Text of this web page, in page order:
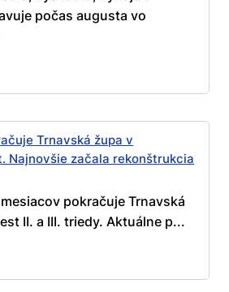
počas augusta vo
Trnavská župa v
Najnovšie začala rekonštrukcia
pokračuje Trnavská
II. a III. triedy. Aktuálne p...